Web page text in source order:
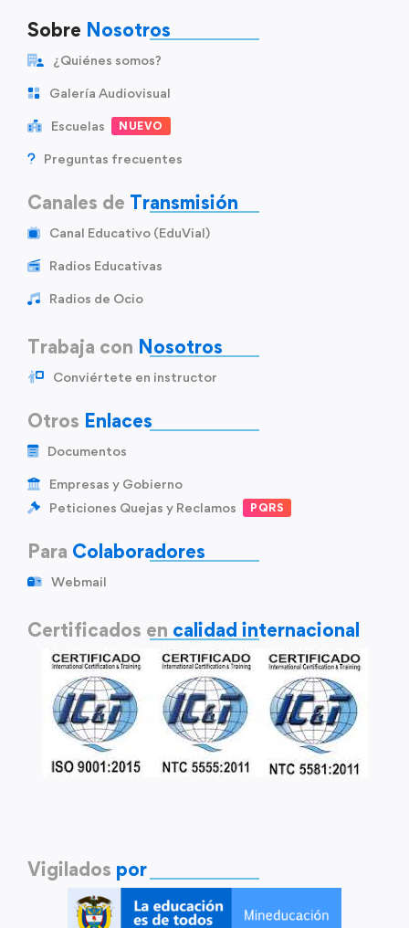
Sobre Nosotros
¿Quiénes somos?
Galería Audiovisual
Escuelas NUEVO
Preguntas frecuentes
Canales de Transmisión
Canal Educativo (EduVial)
Radios Educativas
Radios de Ocio
Trabaja con Nosotros
Conviértete en instructor
Otros Enlaces
Documentos
Empresas y Gobierno
Peticiones Quejas y Reclamos
PQRS
Para Colaboradores
Webmail
Certificados en calidad internacional
Vigilados por